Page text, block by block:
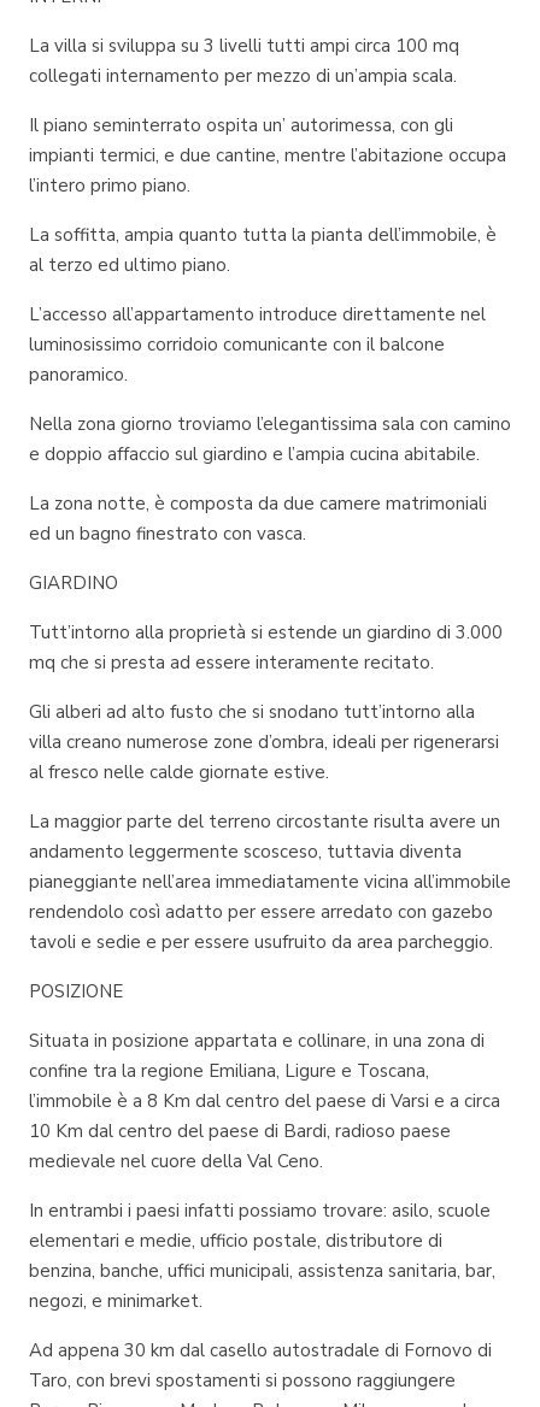
La villa si sviluppa su 3 livelli tutti ampi circa 100 mq
collegati internamento per mezzo di un’ampia scala.
Il piano seminterrato ospita un’ autorimessa, con gli
impianti termici, e due cantine, mentre l’abitazione occupa
l’intero primo piano.
La soffitta, ampia quanto tutta la pianta dell’immobile, è
al terzo ed ultimo piano.
L’accesso all’appartamento introduce direttamente nel
luminosissimo corridoio comunicante con il balcone
panoramico.
Nella zona giorno troviamo l’elegantissima sala con camino
e doppio affaccio sul giardino e l’ampia cucina abitabile.
La zona notte, è composta da due camere matrimoniali
ed un bagno finestrato con vasca.
GIARDINO
Tutt’intorno alla proprietà si estende un giardino di 3.000
mq che si presta ad essere interamente recitato.
Gli alberi ad alto fusto che si snodano tutt’intorno alla
villa creano numerose zone d’ombra, ideali per rigenerarsi
al fresco nelle calde giornate estive.
La maggior parte del terreno circostante risulta avere un
andamento leggermente scosceso, tuttavia diventa
pianeggiante nell’area immediatamente vicina all’immobile
rendendolo così adatto per essere arredato con gazebo
tavoli e sedie e per essere usufruito da area parcheggio.
POSIZIONE
Situata in posizione appartata e collinare, in una zona di
confine tra la regione Emiliana, Ligure e Toscana,
l’immobile è a 8 Km dal centro del paese di Varsi e a circa
10 Km dal centro del paese di Bardi, radioso paese
medievale nel cuore della Val Ceno.
In entrambi i paesi infatti possiamo trovare: asilo, scuole
elementari e medie, ufficio postale, distributore di
benzina, banche, uffici municipali, assistenza sanitaria, bar,
negozi, e minimarket.
Ad appena 30 km dal casello autostradale di Fornovo di
Taro, con brevi spostamenti si possono raggiungere